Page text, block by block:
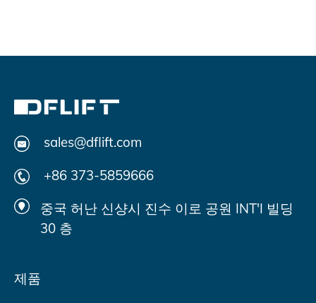
sales@dflift.com
+86 373-5859666
중국 허난 신샹시 진수 이로 공원 INT'I 빌딩
30 층
제품